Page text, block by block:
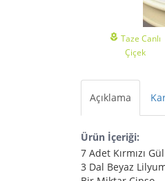
local_florist Taze Canlı
Çiçek
Açıklama
Ürün İçeriği:
7 Adet Kırmızı Gül
3 Dal Beyaz